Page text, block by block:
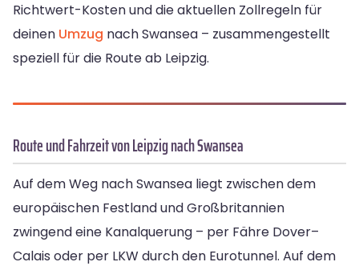
Richtwert-Kosten und die aktuellen Zollregeln für
deinen Umzug nach Swansea – zusammengestellt
speziell für die Route ab Leipzig.
Route und Fahrzeit von Leipzig nach Swansea
Auf dem Weg nach Swansea liegt zwischen dem
europäischen Festland und Großbritannien
zwingend eine Kanalquerung – per Fähre Dover–
Calais oder per LKW durch den Eurotunnel. Auf dem